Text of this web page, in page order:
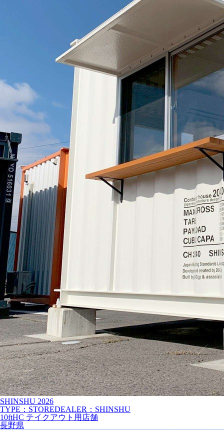
SHINSHU 2026
TYPE：STOREDEALER：SHINSHU
10ftHC テイクアウト用店舗
長野県